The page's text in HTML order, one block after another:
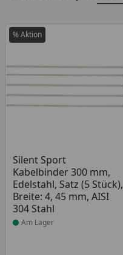
% Aktion
Silent Sport
Kabelbinder 300 mm,
Edelstahl, Satz (5 Stück),
Breite: 4, 45 mm, AISI
304 Stahl
Produkt am Lager
Am Lager